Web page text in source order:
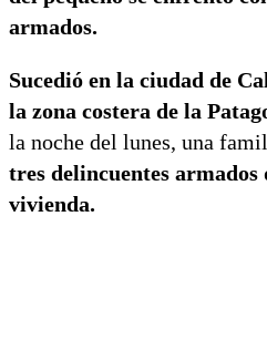
armados.
Sucedió en la ciudad de
la zona costera de la
la noche del lunes, una
tres delincuentes
vivienda.